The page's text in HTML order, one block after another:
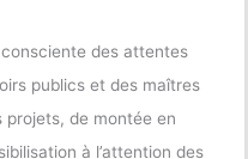
consciente des attentes
publics et des maîtres
projets, de montée en
à l’attention des